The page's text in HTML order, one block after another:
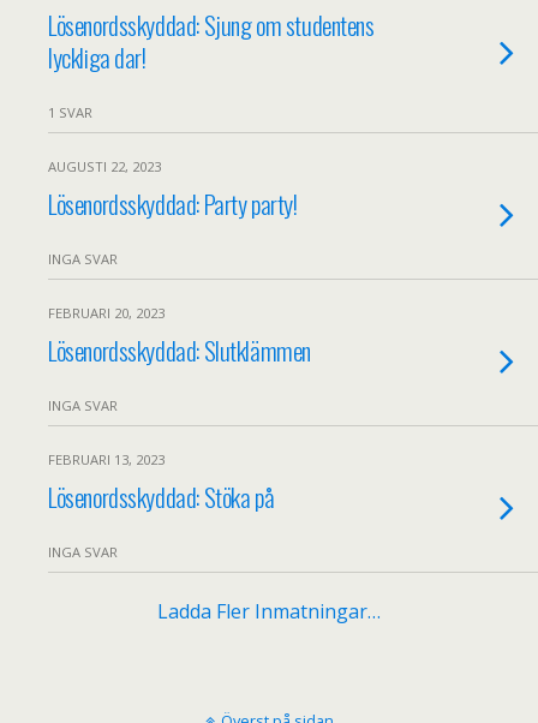
Lösenordsskyddad: Sjung om studentens
lyckliga dar!
1 SVAR
AUGUSTI 22, 2023
Lösenordsskyddad: Party party!
INGA SVAR
FEBRUARI 20, 2023
Lösenordsskyddad: Slutklämmen
INGA SVAR
FEBRUARI 13, 2023
Lösenordsskyddad: Stöka på
INGA SVAR
Ladda Fler Inmatningar…